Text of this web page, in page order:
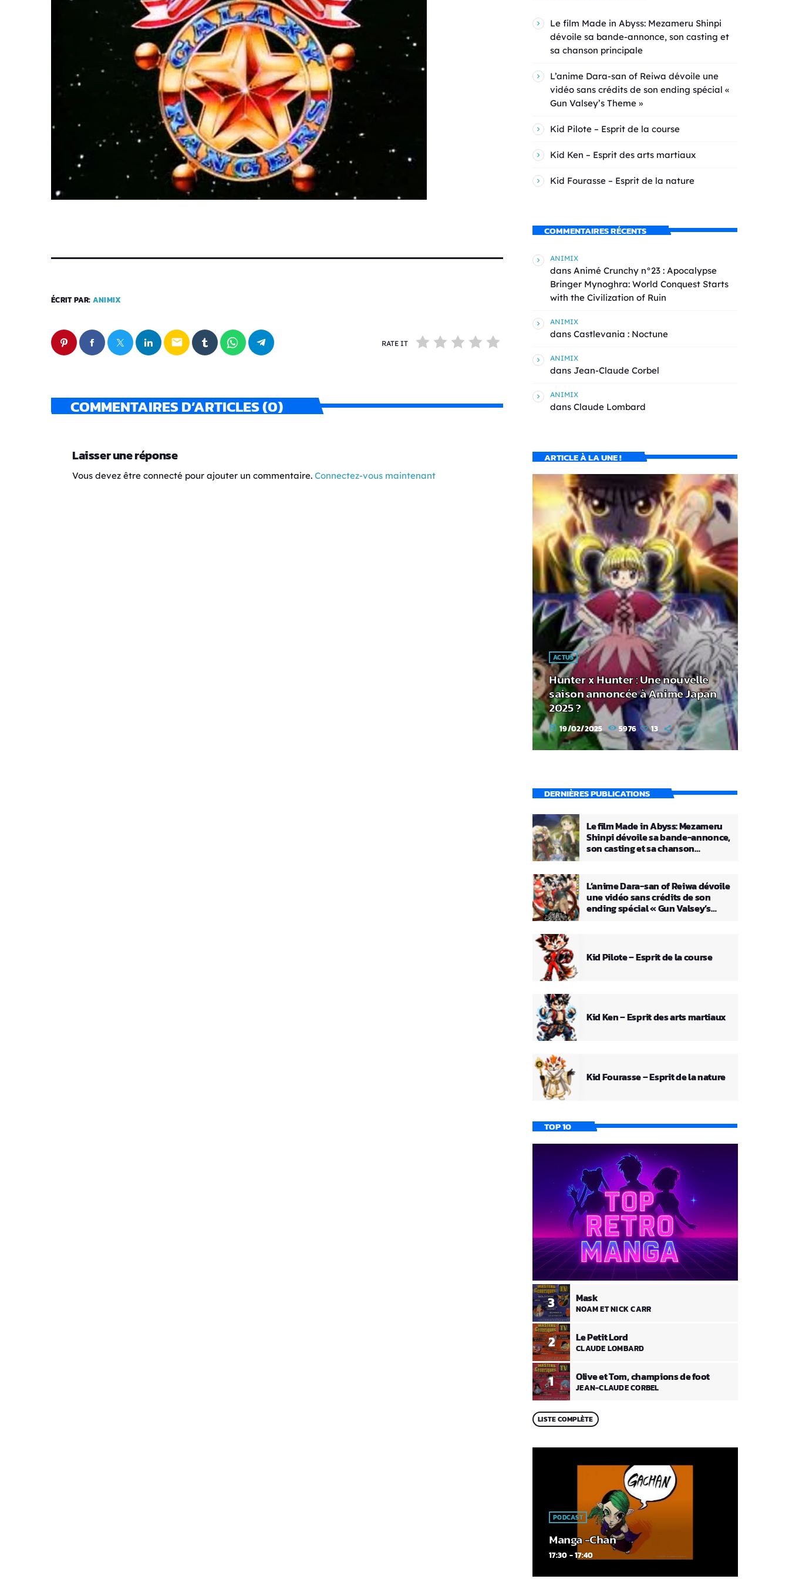
ÉCRIT PAR: ANIMIX
email RATE IT
COMMENTAIRES D’ARTICLES (0)
Laisser une réponse
Vous devez être connecté pour ajouter un commentaire. Connectez-vous maintenant
Le film Made in Abyss: Mezameru Shinpi
dévoile sa bande-annonce, son casting et
sa chanson principale
L’anime Dara-san of Reiwa dévoile une
vidéo sans crédits de son ending spécial «
Gun Valsey’s Theme »
Kid Pilote – Esprit de la course
Kid Ken – Esprit des arts martiaux
Kid Fourasse – Esprit de la nature
COMMENTAIRES RÉCENTS
ANIMIX
dans Animé Crunchy n°23 : Apocalypse
Bringer Mynoghra: World Conquest Starts
with the Civilization of Ruin
ANIMIX
dans Castlevania : Noctune
ANIMIX
dans Jean-Claude Corbel
ANIMIX
dans Claude Lombard
ARTICLE À LA UNE !
ACTUS
Hunter x Hunter : Une nouvelle
saison annoncée à Anime Japan
2025 ?
today 19/02/2025 5976 13
DERNIÈRES PUBLICATIONS
Le film Made in Abyss: Mezameru
Shinpi dévoile sa bande-annonce,
son casting et sa chanson
L’anime Dara-san of Reiwa dévoile
une vidéo sans crédits de son
ending spécial « Gun Valsey’s
Kid Pilote – Esprit de la course
Kid Ken – Esprit des arts martiaux
Kid Fourasse – Esprit de la nature
TOP 10
1 Olive et Tom, champions de foot
JEAN-CLAUDE CORBEL
2 Le Petit Lord
CLAUDE LOMBARD
3 Mask
NOAM ET NICK CARR
LISTE COMPLÈTE
PODCAST
Manga -Chan
17:30 - 17:40